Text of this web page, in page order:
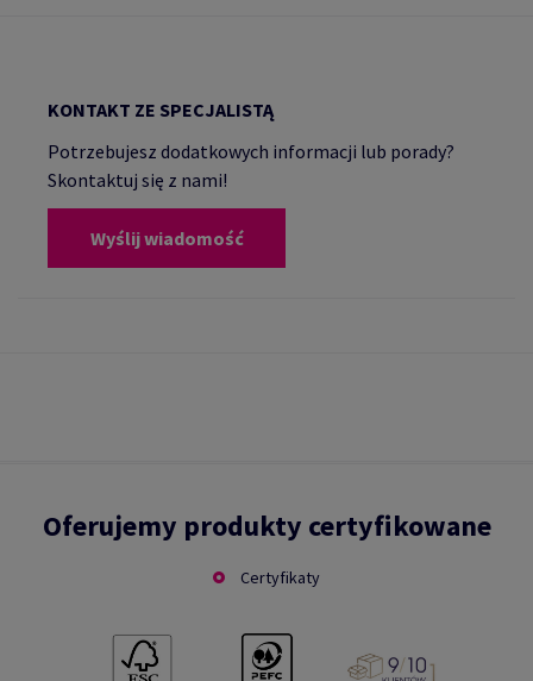
KONTAKT ZE SPECJALISTĄ
Potrzebujesz dodatkowych informacji lub porady?
Skontaktuj się z nami!
Wyślij wiadomość
Oferujemy produkty certyfikowane
Certyfikaty